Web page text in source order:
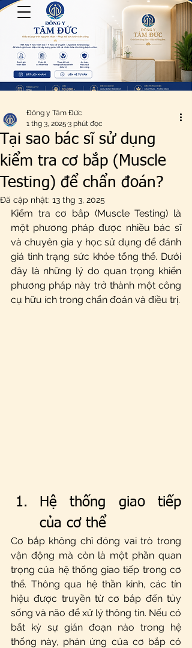
Tại sao bác sĩ sử dụng
kiểm tra cơ bắp (Muscle
Testing) để chẩn đoán?
Đông y Tâm Đức
1 thg 3, 2025 3 phút đọc
Đã cập nhật: 13 thg 3, 2025
Kiểm tra cơ bắp (Muscle Testing) là
một phương pháp được nhiều bác sĩ
và chuyên gia y học sử dụng để đánh
giá tình trạng sức khỏe tổng thể. Dưới
đây là những lý do quan trọng khiến
phương pháp này trở thành một công
cụ hữu ích trong chẩn đoán và điều trị.
Hệ thống giao tiếp
của cơ thể
Cơ bắp không chỉ đóng vai trò trong
vận động mà còn là một phần quan
trọng của hệ thống giao tiếp trong cơ
thể. Thông qua hệ thần kinh, các tín
hiệu được truyền từ cơ bắp đến tủy
sống và não để xử lý thông tin. Nếu có
bất kỳ sự gián đoạn nào trong hệ
thống này, phản ứng của cơ bắp có